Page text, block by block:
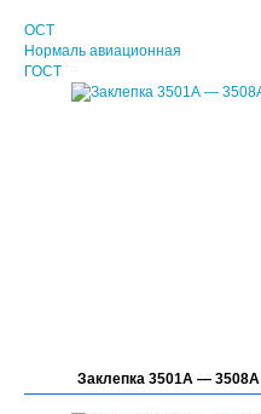
ОСТ
Нормаль авиационная
ГОСТ
Заклепка 3501А — 3508А